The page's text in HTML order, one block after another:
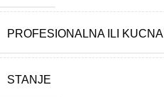
PROFESIONALNA ILI KUCNA
STANJE